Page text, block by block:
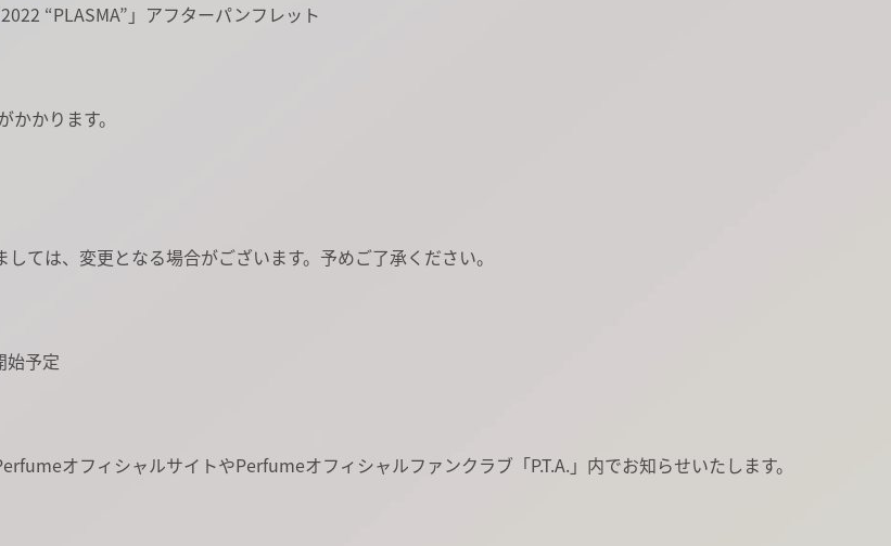
“PLASMA”」アフターパンフレット
かります。
ては、変更となる場合がございます。予めご了承ください。
始予定
オフィシャルサイトやPerfumeオフィシャルファンクラブ「P.T.A.」内でお知らせいたします。